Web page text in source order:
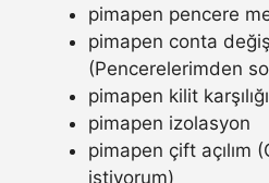
pimapen pencere
pimapen conta
(Pencerelerimden
pimapen kilit
pimapen izolasyon
pimapen çift açılım
istiyorum)